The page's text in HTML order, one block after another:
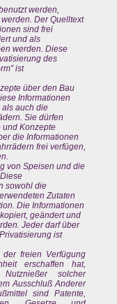
werden,
Der Quelltext
sind frei
und als
werden. Diese
des
ist
über den Bau
Informationen
als auch die
Sie dürfen
und Konzepte
die Informationen
frei verfügen,
von Speisen und die
sowohl die
Zutaten
Die Informationen
geändert und
Jeder darf über
ist
freien Verfügung
erschaffen hat,
solcher
Ausschluß Anderer
sind Patente,